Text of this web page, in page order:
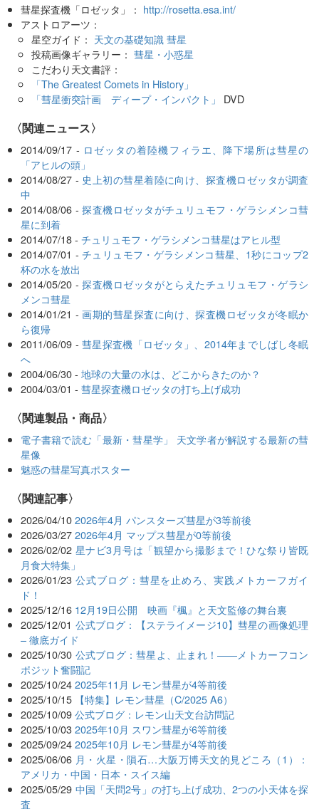
彗星探査機「ロゼッタ」： http://rosetta.esa.int/
アストロアーツ：
星空ガイド： 天文の基礎知識 彗星
投稿画像ギャラリー： 彗星・小惑星
こだわり天文書評：
「The Greatest Comets in History」
「彗星衝突計画 ディープ・インパクト」
DVD
〈関連ニュース〉
2014/09/17 - ロゼッタの着陸機フィラエ、降下場所は彗星の
「アヒルの頭」
2014/08/27 - 史上初の彗星着陸に向け、探査機ロゼッタが調査
中
2014/08/06 -探査機ロゼッタがチュリュモフ・ゲラシメンコ彗
星に到着
2014/07/18 -チュリュモフ・ゲラシメンコ彗星はアヒル型
2014/07/01 -チュリュモフ・ゲラシメンコ彗星、1秒にコップ2
杯の水を放出
2014/05/20 -探査機ロゼッタがとらえたチュリュモフ・ゲラシ
メンコ彗星
2014/01/21 -画期的彗星探査に向け、探査機ロゼッタが冬眠か
ら復帰
2011/06/09 - 彗星探査機「ロゼッタ」、2014年までしばし冬眠
へ
2004/06/30 -地球の大量の水は、どこからきたのか？
2004/03/01 -彗星探査機ロゼッタの打ち上げ成功
〈関連製品・商品〉
電子書籍で読む「最新・彗星学」 天文学者が解説する最新の彗
星像
魅惑の彗星写真ポスター
関連記事
2026/04/10 2026年4月 パンスターズ彗星が3等前後
2026/03/27 2026年4月 マップス彗星が0等前後
2026/02/02 星ナビ3月号は「観望から撮影まで！ひな祭り皆既
月食大特集」
2026/01/23 公式ブログ：彗星を止めろ、実践メトカーフガイ
ド！
2025/12/16 12月19日公開 映画『楓』と天文監修の舞台裏
2025/12/01 公式ブログ：【ステライメージ10】彗星の画像処理
– 徹底ガイド
2025/10/30 公式ブログ：彗星よ、止まれ！――メトカーフコン
ポジット奮闘記
2025/10/24 2025年11月 レモン彗星が4等前後
2025/10/15 【特集】レモン彗星（C/2025 A6）
2025/10/09 公式ブログ：レモン山天文台訪問記
2025/10/03 2025年10月 スワン彗星が6等前後
2025/09/24 2025年10月 レモン彗星が4等前後
2025/06/06 月・火星・隕石…大阪万博天文的見どころ（1）：
アメリカ・中国・日本・スイス編
2025/05/29 中国「天問2号」の打ち上げ成功、2つの小天体を探
査